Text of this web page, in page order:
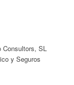
Consultors, SL
y Seguros